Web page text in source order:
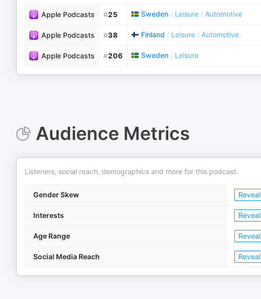
Apple Podcasts #25 Sweden / Leisure / Automotive
Apple Podcasts #38 Finland / Leisure / Automotive
Apple Podcasts #206 Sweden / Leisure
Audience Metrics
Listeners, social reach, demographics and more for this podcast.
Gender Skew Reveal
Interests Reveal
Age Range Reveal
Social Media Reach Reveal